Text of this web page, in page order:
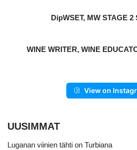
DipWSET, MW STAGE 2
WINE WRITER, WINE
View on
UUSIMMAT
Luganan viinien tähti on Turbiana